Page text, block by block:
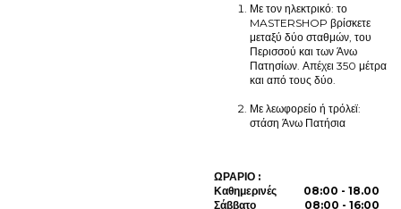
Με τον ηλεκτρικό: το
MASTERSHOP βρίσκετε
μεταξύ δύο σταθμών, του
Περισσού και των Άνω
Πατησίων. Απέχει 350 μέτρα
και από τους δύο.
Με λεωφορείο ή τρόλεϊ:
στάση Άνω Πατήσια
ΩΡΑΡΙΟ :
Καθημερινές 08:00 - 18.00
Σάββατο 08:00 - 16:00